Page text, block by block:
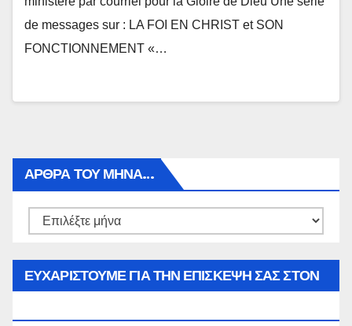
de messages sur : LA FOI EN CHRIST et SON
FONCTIONNEMENT «…
ΑΡΘΡΑ ΤΟΥ ΜΉΝΑ…
Αρθρα
ΕΥΧΑΡΙΣΤΟΥΜΕ ΓΙΑ ΤΗΝ ΕΠΙΣΚΕΨΗ ΣΑΣ ΣΤΟΝ